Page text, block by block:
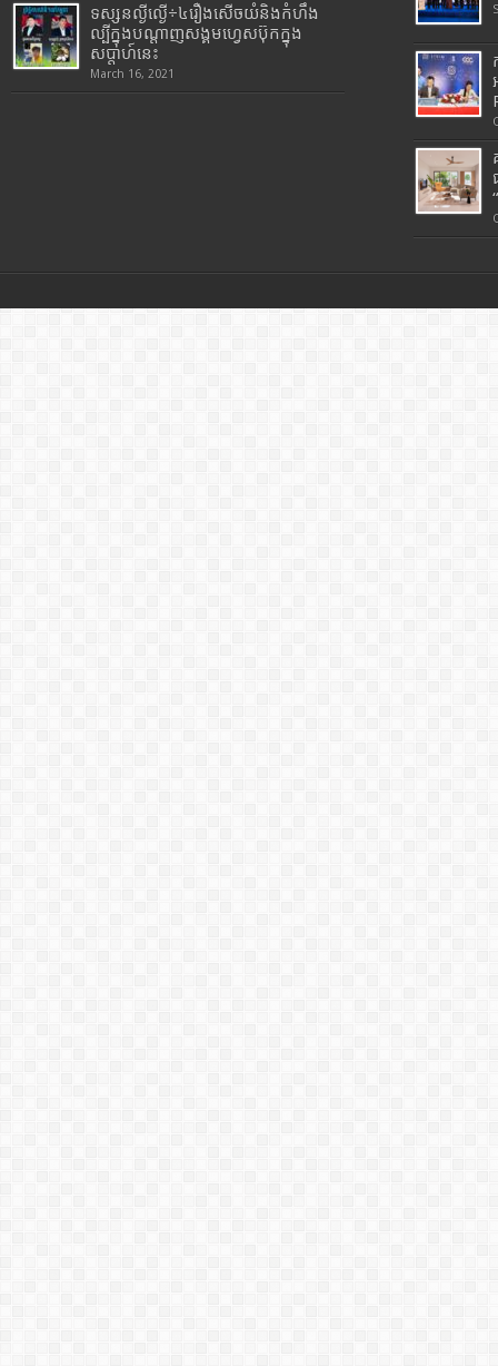
ទស្សនល្ងីល្ងើ÷៤រឿងសើចយំនិងកំហឹង
ល្បីក្នុងបណ្តាញសង្គមហ្វេសប៊ុកក្នុង
សប្តាហ៍នេះ
March 16, 2021